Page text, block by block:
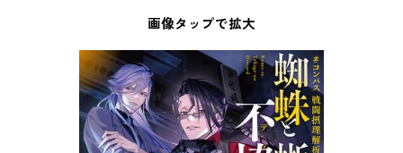
画像タップで拡大